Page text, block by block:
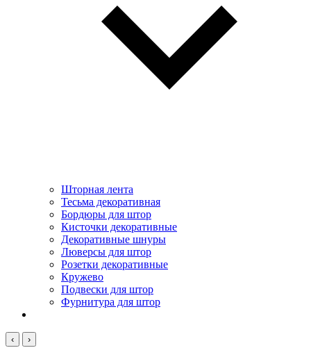
Шторная лента
Тесьма декоративная
Бордюры для штор
Кисточки декоративные
Декоративные шнуры
Люверсы для штор
Розетки декоративные
Кружево
Подвески для штор
Фурнитура для штор
‹ ›